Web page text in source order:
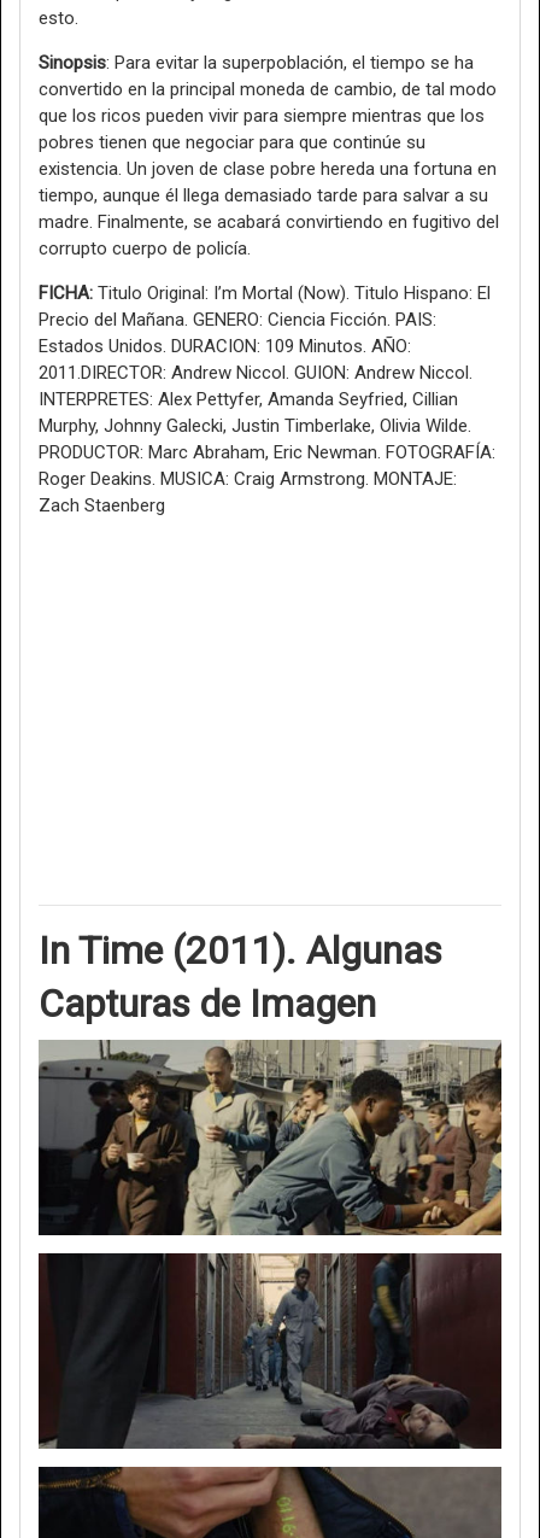
esto.
Sinopsis: Para evitar la superpoblación, el tiempo se ha
convertido en la principal moneda de cambio, de tal modo
que los ricos pueden vivir para siempre mientras que los
pobres tienen que negociar para que continúe su
existencia. Un joven de clase pobre hereda una fortuna en
tiempo, aunque él llega demasiado tarde para salvar a su
madre. Finalmente, se acabará convirtiendo en fugitivo del
corrupto cuerpo de policía.
FICHA: Titulo Original: I’m Mortal (Now). Titulo Hispano: El
Precio del Mañana. GENERO: Ciencia Ficción. PAIS:
Estados Unidos. DURACION: 109 Minutos. AÑO:
2011.DIRECTOR: Andrew Niccol. GUION: Andrew Niccol.
INTERPRETES: Alex Pettyfer, Amanda Seyfried, Cillian
Murphy, Johnny Galecki, Justin Timberlake, Olivia Wilde.
PRODUCTOR: Marc Abraham, Eric Newman. FOTOGRAFÍA:
Roger Deakins. MUSICA: Craig Armstrong. MONTAJE:
Zach Staenberg
In Time (2011). Algunas
Capturas de Imagen